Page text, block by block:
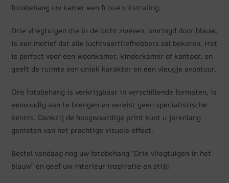
fotobehang uw kamer een frisse uitstraling.
Drie vliegtuigen die in de lucht zweven, omringd door blauw,
is een motief dat alle luchtvaartliefhebbers zal bekoren. Het
is perfect voor een woonkamer, kinderkamer of kantoor, en
geeft de ruimte een uniek karakter en een vleugje avontuur.
Ons fotobehang is verkrijgbaar in verschillende formaten, is
eenvoudig aan te brengen en vereist geen specialistische
kennis. Dankzij de hoogwaardige print kunt u jarenlang
genieten van het prachtige visuele effect.
Bestel vandaag nog uw fotobehang “Drie vliegtuigen in het
blauw” en geef uw interieur inspiratie en stijl!